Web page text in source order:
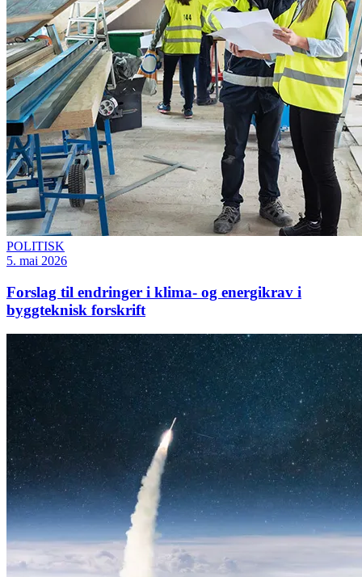
POLITISK
5. mai 2026
Forslag til endringer i klima- og energikrav i
byggteknisk forskrift